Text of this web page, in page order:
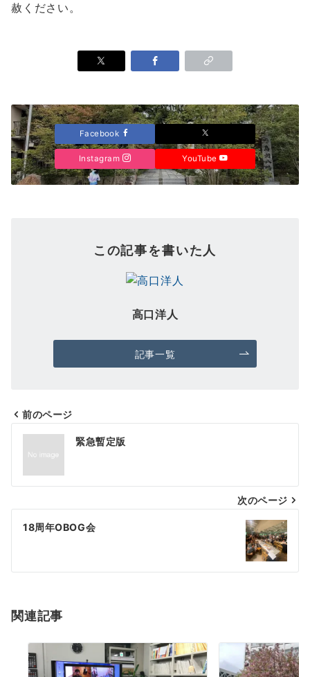
赦ください。
Facebook
Instagram YouTube
この記事を書いた人
高口洋人
記事一覧
投
ナ
ビ
ゲ
シ
ン
前のページ
緊急暫定版
次のページ
18周年OBOG会
関連記事